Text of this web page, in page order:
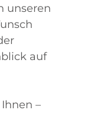
unseren
auf
–